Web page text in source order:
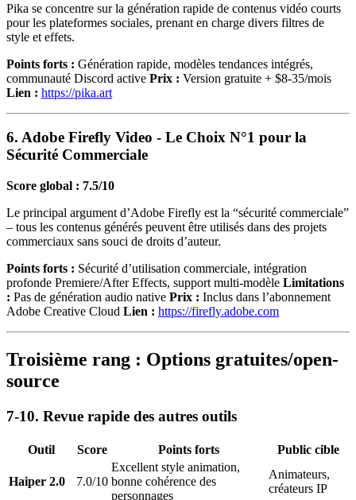
Pika se concentre sur la génération rapide de contenus vidéo courts
pour les plateformes sociales, prenant en charge divers filtres de
style et effets.
Points forts : Génération rapide, modèles tendances intégrés,
communauté Discord active Prix : Version gratuite + $8-35/mois
Lien : https://pika.art
6. Adobe Firefly Video - Le Choix N°1 pour la
Sécurité Commerciale
Score global : 7.5/10
Le principal argument d’Adobe Firefly est la “sécurité commerciale”
– tous les contenus générés peuvent être utilisés dans des projets
commerciaux sans souci de droits d’auteur.
Points forts : Sécurité d’utilisation commerciale, intégration
profonde Premiere/After Effects, support multi-modèle Limitations
: Pas de génération audio native Prix : Inclus dans l’abonnement
Adobe Creative Cloud Lien : https://firefly.adobe.com
Troisième rang : Options gratuites/open-
source
7-10. Revue rapide des autres outils
Outil Score Points forts Public cible
Haiper 2.0 7.0/10
Excellent style animation,
bonne cohérence des
personnages
Animateurs,
créateurs IP